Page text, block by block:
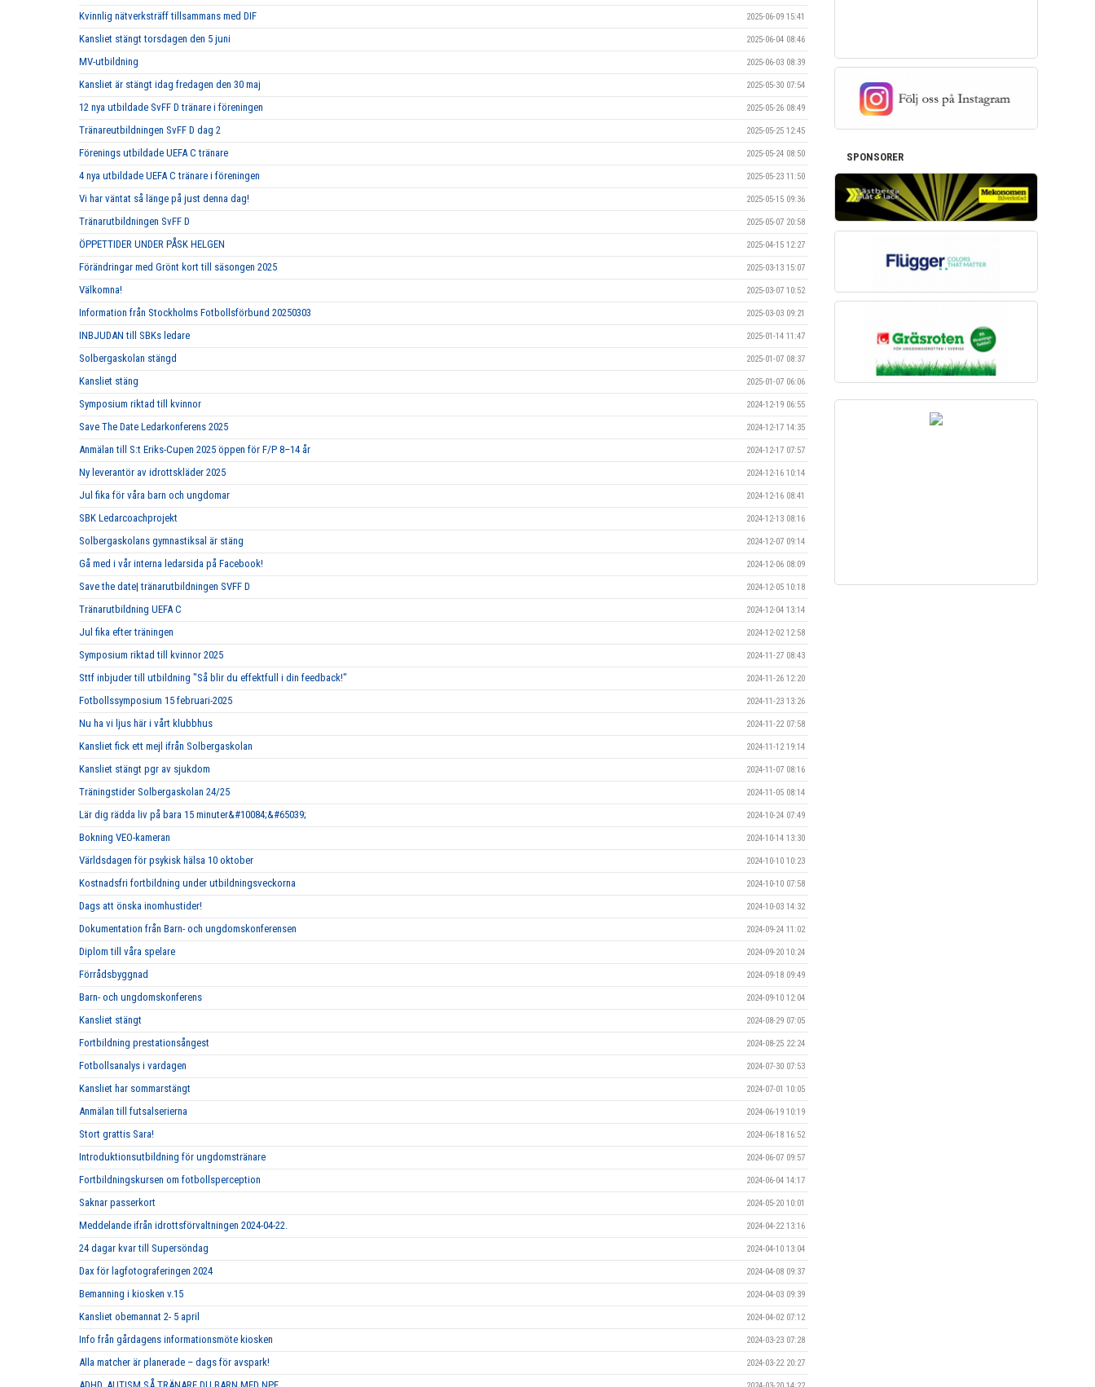
Kvinnlig nätverksträff tillsammans med DIF 2025-06-09 15:41
Kansliet stängt torsdagen den 5 juni 2025-06-04 08:46
MV-utbildning 2025-06-03 08:39
Kansliet är stängt idag fredagen den 30 maj 2025-05-30 07:54
12 nya utbildade SvFF D tränare i föreningen 2025-05-26 08:49
Tränareutbildningen SvFF D dag 2 2025-05-25 12:45
Förenings utbildade UEFA C tränare 2025-05-24 08:50
4 nya utbildade UEFA C tränare i föreningen 2025-05-23 11:50
Vi har väntat så länge på just denna dag! 2025-05-15 09:36
Tränarutbildningen SvFF D 2025-05-07 20:58
ÖPPETTIDER UNDER PÅSK HELGEN 2025-04-15 12:27
Förändringar med Grönt kort till säsongen 2025 2025-03-13 15:07
Välkomna! 2025-03-07 10:52
Information från Stockholms Fotbollsförbund 20250303 2025-03-03 09:21
INBJUDAN till SBKs ledare 2025-01-14 11:47
Solbergaskolan stängd 2025-01-07 08:37
Kansliet stäng 2025-01-07 06:06
Symposium riktad till kvinnor 2024-12-19 06:55
Save The Date Ledarkonferens 2025 2024-12-17 14:35
Anmälan till S:t Eriks-Cupen 2025 öppen för F/P 8–14 år 2024-12-17 07:57
Ny leverantör av idrottskläder 2025 2024-12-16 10:14
Jul fika för våra barn och ungdomar 2024-12-16 08:41
SBK Ledarcoachprojekt 2024-12-13 08:16
Solbergaskolans gymnastiksal är stäng 2024-12-07 09:14
Gå med i vår interna ledarsida på Facebook! 2024-12-06 08:09
Save the date| tränarutbildningen SVFF D 2024-12-05 10:18
Tränarutbildning UEFA C 2024-12-04 13:14
Jul fika efter träningen 2024-12-02 12:58
Symposium riktad till kvinnor 2025 2024-11-27 08:43
Sttf inbjuder till utbildning "Så blir du effektfull i din feedback!" 2024-11-26 12:20
Fotbollssymposium 15 februari-2025 2024-11-23 13:26
Nu ha vi ljus här i vårt klubbhus 2024-11-22 07:58
Kansliet fick ett mejl ifrån Solbergaskolan 2024-11-12 19:14
Kansliet stängt pgr av sjukdom 2024-11-07 08:16
Träningstider Solbergaskolan 24/25 2024-11-05 08:14
Lär dig rädda liv på bara 15 minuter&#10084;&#65039; 2024-10-24 07:49
Bokning VEO-kameran 2024-10-14 13:30
Världsdagen för psykisk hälsa 10 oktober 2024-10-10 10:23
Kostnadsfri fortbildning under utbildningsveckorna 2024-10-10 07:58
Dags att önska inomhustider! 2024-10-03 14:32
Dokumentation från Barn- och ungdomskonferensen 2024-09-24 11:02
Diplom till våra spelare 2024-09-20 10:24
Förrådsbyggnad 2024-09-18 09:49
Barn- och ungdomskonferens 2024-09-10 12:04
Kansliet stängt 2024-08-29 07:05
Fortbildning prestationsångest 2024-08-25 22:24
Fotbollsanalys i vardagen 2024-07-30 07:53
Kansliet har sommarstängt 2024-07-01 10:05
Anmälan till futsalserierna 2024-06-19 10:19
Stort grattis Sara! 2024-06-18 16:52
Introduktionsutbildning för ungdomstränare 2024-06-07 09:57
Fortbildningskursen om fotbollsperception 2024-06-04 14:17
Saknar passerkort 2024-05-20 10:01
Meddelande ifrån idrottsförvaltningen 2024-04-22. 2024-04-22 13:16
24 dagar kvar till Supersöndag 2024-04-10 13:04
Dax för lagfotograferingen 2024 2024-04-08 09:37
Bemanning i kiosken v.15 2024-04-03 09:39
Kansliet obemannat 2- 5 april 2024-04-02 07:12
Info från gårdagens informationsmöte kiosken 2024-03-23 07:28
Alla matcher är planerade – dags för avspark! 2024-03-22 20:27
SPONSORER